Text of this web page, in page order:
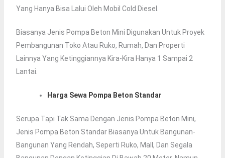
Yang Hanya Bisa Lalui Oleh Mobil Cold Diesel.
Biasanya Jenis Pompa Beton Mini Digunakan Untuk Proyek
Pembangunan Toko Atau Ruko, Rumah, Dan Properti
Lainnya Yang Ketinggiannya Kira-Kira Hanya 1 Sampai 2
Lantai.
Harga Sewa Pompa Beton Standar
Serupa Tapi Tak Sama Dengan Jenis Pompa Beton Mini,
Jenis Pompa Beton Standar Biasanya Untuk Bangunan-
Bangunan Yang Rendah, Seperti Ruko, Mall, Dan Segala